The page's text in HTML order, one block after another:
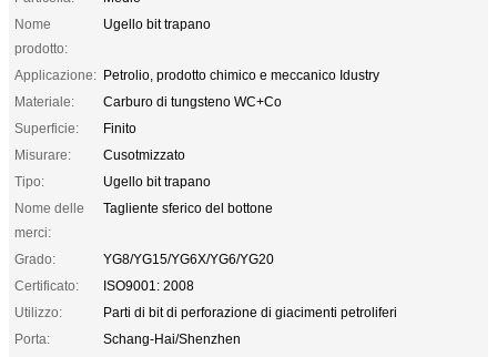
Nome
prodotto:
Ugello bit trapano
Applicazione: Petrolio, prodotto chimico e meccanico Idustry
Materiale:
Carburo di tungsteno WC+Co
Superficie:
Finito
Misurare:
Cusotmizzato
Tipo:
Ugello bit trapano
Nome delle
merci:
Tagliente sferico del bottone
Grado:
YG8/YG15/YG6X/YG6/YG20
Certificato:
ISO9001: 2008
Utilizzo:
Parti di bit di perforazione di giacimenti petroliferi
Porta:
Schang-Hai/Shenzhen